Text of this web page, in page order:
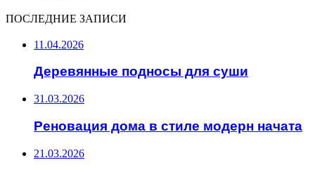
ПОСЛЕДНИЕ ЗАПИСИ
11.04.2026
Деревянные подносы для суши
31.03.2026
Реновация дома в стиле модерн начата
21.03.2026